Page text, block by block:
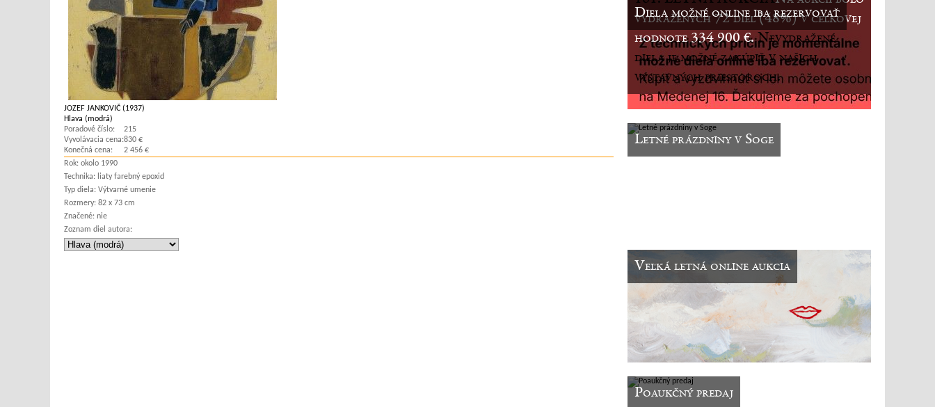
JOZEF JANKOVIČ (1937)
Hlava (modrá)
Poradové číslo:
215
Vyvolávacia cena:830 €
Konečná cena:
2 456 €
Rok: okolo 1990
Technika: liaty farebný epoxid
Typ diela: Výtvarné umenie
Rozmery: 82 x 73 cm
Značené: nie
Zoznam diel autora:
vydražených 72 diel (48%) v celkovej
hodnote 334 900 €.Nevydražené
diela je možné zakúpiť v našich
výstavných priestoroch.
Diela možné online iba rezervovať
Letné prázdniny v Soge
Veľká letná online aukcia
Poaukčný predaj